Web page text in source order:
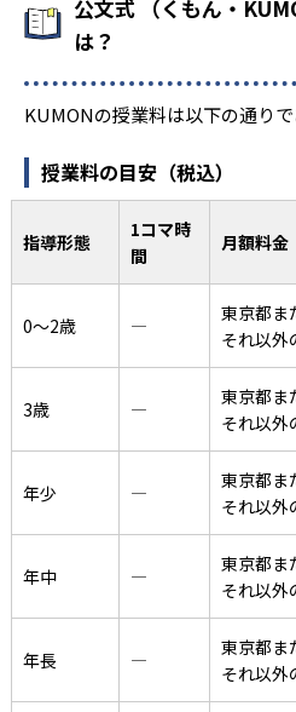
公文式 （くもん・
は？
KUMONの授業料は以下の通りで
授業料の目安（税込）
指導形態
1コマ時
間
月額料金
0〜2歳 ―
東京都ま
それ以
3歳 ―
東京都ま
それ以外
年少 ―
東京都ま
それ以外
年中 ―
東京都ま
それ以外
年長 ―
東京都ま
それ以外